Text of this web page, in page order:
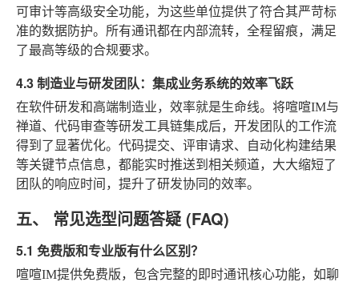
可审计等高级安全功能，为这些单位提供了符合其严苛标
准的数据防护。所有通讯都在内部流转，全程留痕，满足
了最高等级的合规要求。
4.3 制造业与研发团队：集成业务系统的效率飞跃
在软件研发和高端制造业，效率就是生命线。将喧喧IM与
禅道、代码审查等研发工具链集成后，开发团队的工作流
得到了显著优化。代码提交、评审请求、自动化构建结果
等关键节点信息，都能实时推送到相关频道，大大缩短了
团队的响应时间，提升了研发协同的效率。
五、 常见选型问题答疑 (FAQ)
5.1 免费版和专业版有什么区别？
喧喧IM提供免费版，包含完整的即时通讯核心功能，如聊